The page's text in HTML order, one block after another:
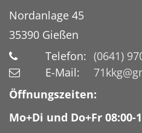
Nordanlage 45
35390 Gießen
Telefon: (0641)
E-Mail:
Öffnungszeiten:
Mo+Di und Do+Fr 08:00-